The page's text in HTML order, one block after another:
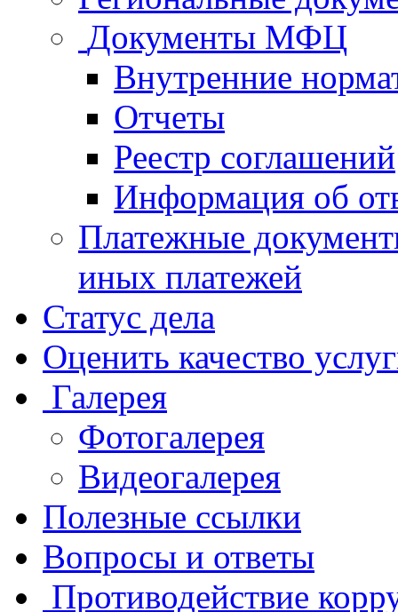
Документы МФЦ
Внутренние
Отчеты
Реестр соглашений
Информация об
Платежные
иных платежей
Статус дела
Оценить качество
Галерея
Фотогалерея
Видеогалерея
Полезные ссылки
Вопросы и ответы
Противодействие